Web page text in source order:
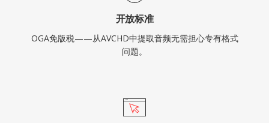
开放标准
OGA免版税——从AVCHD中提取音频无需担心专有格式
问题。